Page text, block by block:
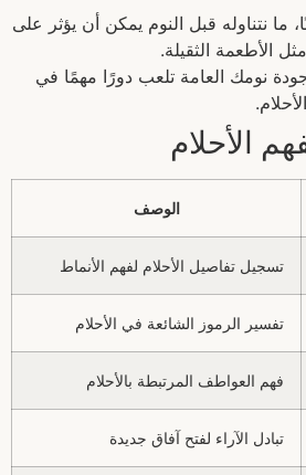
ما نتناوله قبل النوم يمكن أن يؤثر على
الأطعمة الثقيلة.
جودة نومك العامة تلعب دورًا مهمًا في
الأحلام
الوصف
تسجيل تفاصيل الأحلام لفهم الأنماط
تفسير الرموز الشائعة في الأحلام
فهم العواطف المرتبطة بالأحلام
تبادل الآراء لفتح آفاق جديدة